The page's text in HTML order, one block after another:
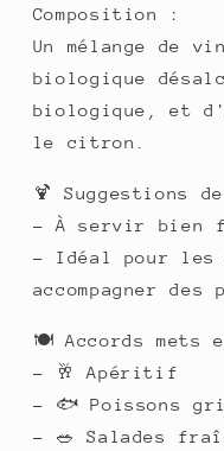
Composition :
Un mélange de
biologique
biologique, et
le citron.
🍹 Suggestions
- À servir bien
- Idéal pour les
accompagner
🍽️ Accords
- 🥂 Apéritif
- 🐟 Poissons
- 🥗 Salades